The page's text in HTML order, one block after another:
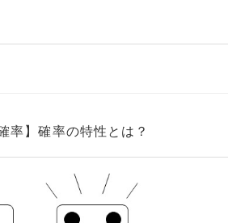
率】確率の特性とは？